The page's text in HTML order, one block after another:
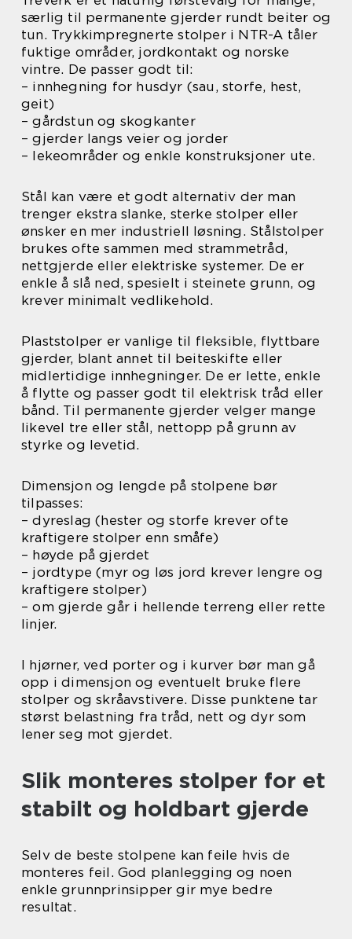
særlig til permanente gjerder rundt beiter og
tun. Trykkimpregnerte stolper i NTR-A tåler
fuktige områder, jordkontakt og norske
vintre. De passer godt til:
– innhegning for husdyr (sau, storfe, hest,
geit)
– gårdstun og skogkanter
– gjerder langs veier og jorder
– lekeområder og enkle konstruksjoner ute.
Stål kan være et godt alternativ der man
trenger ekstra slanke, sterke stolper eller
ønsker en mer industriell løsning. Stålstolper
brukes ofte sammen med strammetråd,
nettgjerde eller elektriske systemer. De er
enkle å slå ned, spesielt i steinete grunn, og
krever minimalt vedlikehold.
Plaststolper er vanlige til fleksible, flyttbare
gjerder, blant annet til beiteskifte eller
midlertidige innhegninger. De er lette, enkle
å flytte og passer godt til elektrisk tråd eller
bånd. Til permanente gjerder velger mange
likevel tre eller stål, nettopp på grunn av
styrke og levetid.
Dimensjon og lengde på stolpene bør
tilpasses:
– dyreslag (hester og storfe krever ofte
kraftigere stolper enn småfe)
– høyde på gjerdet
– jordtype (myr og løs jord krever lengre og
kraftigere stolper)
– om gjerde går i hellende terreng eller rette
linjer.
I hjørner, ved porter og i kurver bør man gå
opp i dimensjon og eventuelt bruke flere
stolper og skråavstivere. Disse punktene tar
størst belastning fra tråd, nett og dyr som
lener seg mot gjerdet.
Slik monteres stolper for et
stabilt og holdbart gjerde
Selv de beste stolpene kan feile hvis de
monteres feil. God planlegging og noen
enkle grunnprinsipper gir mye bedre
resultat.